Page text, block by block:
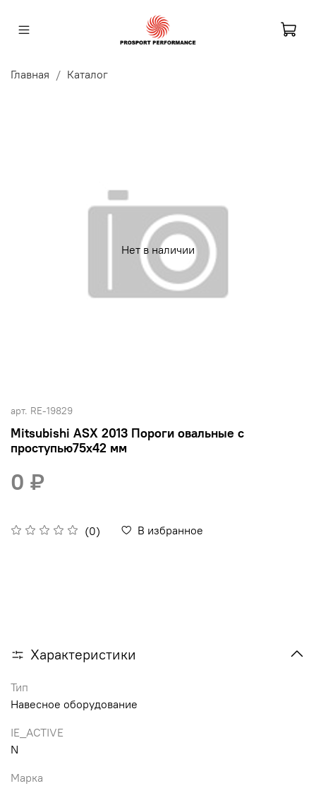
Главная Каталог
Нет в наличии
арт. RE-19829
Mitsubishi ASX 2013 Пороги овальные с
проступью75х42 мм
(0) В избранное
0 ₽
Характеристики
Тип
Навесное оборудование
IE_ACTIVE
N
Марка